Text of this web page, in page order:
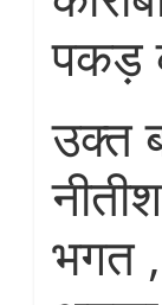
पकड़
उक्त
भगत ,